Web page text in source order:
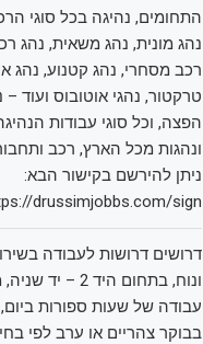
התחומים, נהיגה בכל סוגי
נהג מונית, נהג משאית, נהג
רכב מסחרי, נהג קטנוע, נהג
טרקטור, נהגי אוטובוס ועוד –
הפצה, וכל סוגי עבודות
ונהגות מכל הארץ, רכב
ניתן להירשם בקישור הבא:
drussimjobbs.com/sign/
דרושים דרושות לעבודה
ונוח, בתחום היד 2
עבודה של שעות ספורות
בבוקר צהריים או ערב לפי